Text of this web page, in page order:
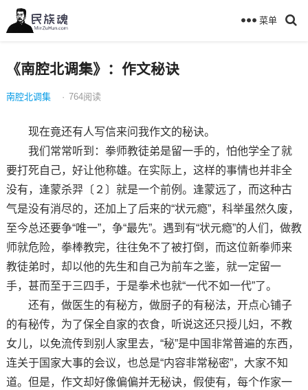
菜单
《南腔北调集》：作文秘诀
南腔北调集 · 764阅读
现在竟还有人写信来问我作文的秘诀。
我们常常听到：拳师教徒弟是留一手的，怕他学全了就
要打死自己，好让他称雄。在实际上，这样的事情也并非全
没有，逢蒙杀羿〔２〕就是一个前例。逢蒙远了，而这种古
气是没有消尽的，还加上了后来的“状元瘾”，科举虽然久废，
至今总还要争“唯一”，争“最先”。遇到有“状元瘾”的人们，做教
师就危险，拳棒教完，往往免不了被打倒，而这位新拳师来
教徒弟时，却以他的先生和自己为前车之鉴，就一定留一
手，甚而至于三四手，于是拳术也就“一代不如一代”了。
还有，做医生的有秘方，做厨子的有秘法，开点心铺子
的有秘传，为了保全自家的衣食，听说这还只授儿妇，不教
女儿，以免流传到别人家里去，“秘”是中国非常普遍的东西，
连关于国家大事的会议，也总是“内容非常秘密”，大家不知
道。但是，作文却好像偏偏并无秘诀，假使有，每个作家一